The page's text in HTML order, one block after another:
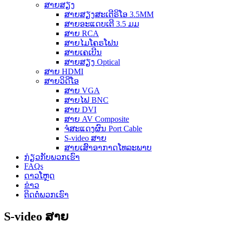
ສາຍສຽງ
ສາຍສຽງສະເຕີຣິໂອ 3.5MM
ສາຍອະແດບເຕີ 3.5 ມມ
ສາຍ RCA
ສາຍໄມໂຄຣໂຟນ
ສາຍເຄເບີນ
ສາຍສຽງ Optical
ສາຍ HDMI
ສາຍວິດີໂອ
ສາຍ VGA
ສາຍໄຟ BNC
ສາຍ DVI
ສາຍ AV Composite
ຈໍສະແດງຜົນ Port Cable
S-video ສາຍ
ສາຍເສົາອາກາດໂທລະພາບ
ກ່ຽວ​ກັບ​ພວກ​ເຮົາ
FAQs
ດາວໂຫຼດ
ຂ່າວ
ຕິດ​ຕໍ່​ພວກ​ເຮົາ
S-video ສາຍ